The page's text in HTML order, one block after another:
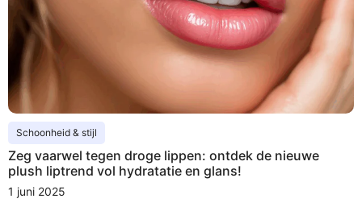
Schoonheid & stijl
Zeg vaarwel tegen droge lippen: ontdek de nieuwe
plush liptrend vol hydratatie en glans!
1 juni 2025